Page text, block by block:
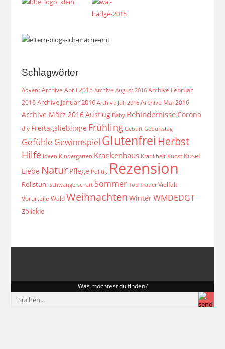
Schlagwörter
Advent Archive April 2016 Archive August 2016 Archive Februar
2016 Archive Januar 2016 Archive Juli 2016 Archive Mai 2016
Archive März 2016Ausflug Baby Behindernisse Corona
diy Freitagslieblinge Frühling Geburt Geburtstag
Gefühle Gewinnspiel Glutenfrei Herbst
Hilfe Ideen Kindergarten Krankenhaus Krankheit Kunst Kösel
Liebe Natur Pflege Politik Rezension
Rollstuhl Schwangerschaft Sommer Tod Trauer Vielfalt
Vorurteile Wald Weihnachten WinterWMDEDGT
Zöliakie
Was möchtest du finden?